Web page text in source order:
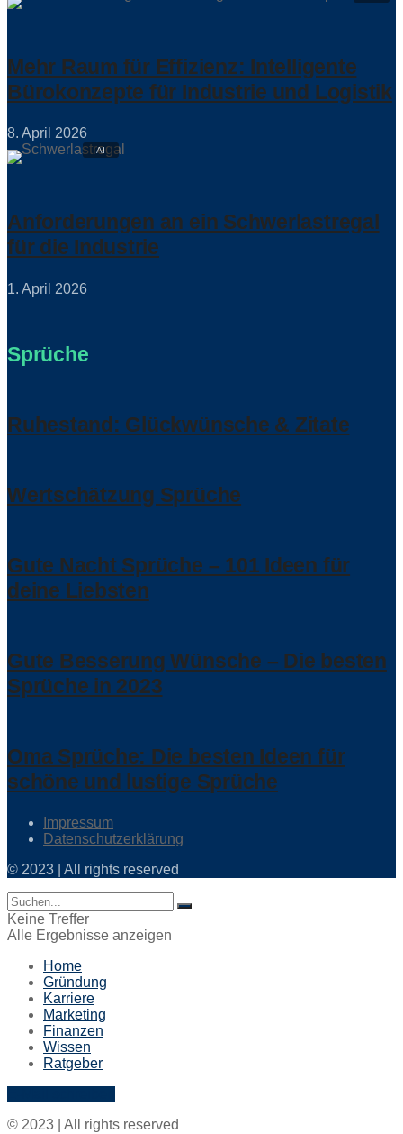
Mehr Raum für Effizienz: Intelligente
Bürokonzepte für Industrie und Logistik
8. April 2026
Anforderungen an ein Schwerlastregal
für die Industrie
1. April 2026
Sprüche
Ruhestand: Glückwünsche & Zitate
Wertschätzung Sprüche
Gute Nacht Sprüche – 101 Ideen für
deine Liebsten
Gute Besserung Wünsche – Die besten
Sprüche in 2023
Oma Sprüche: Die besten Ideen für
schöne und lustige Sprüche
Impressum
Datenschutzerklärung
© 2023 | All rights reserved
Keine Treffer
Alle Ergebnisse anzeigen
Home
Gründung
Karriere
Marketing
Finanzen
Wissen
Ratgeber
© 2023 | All rights reserved